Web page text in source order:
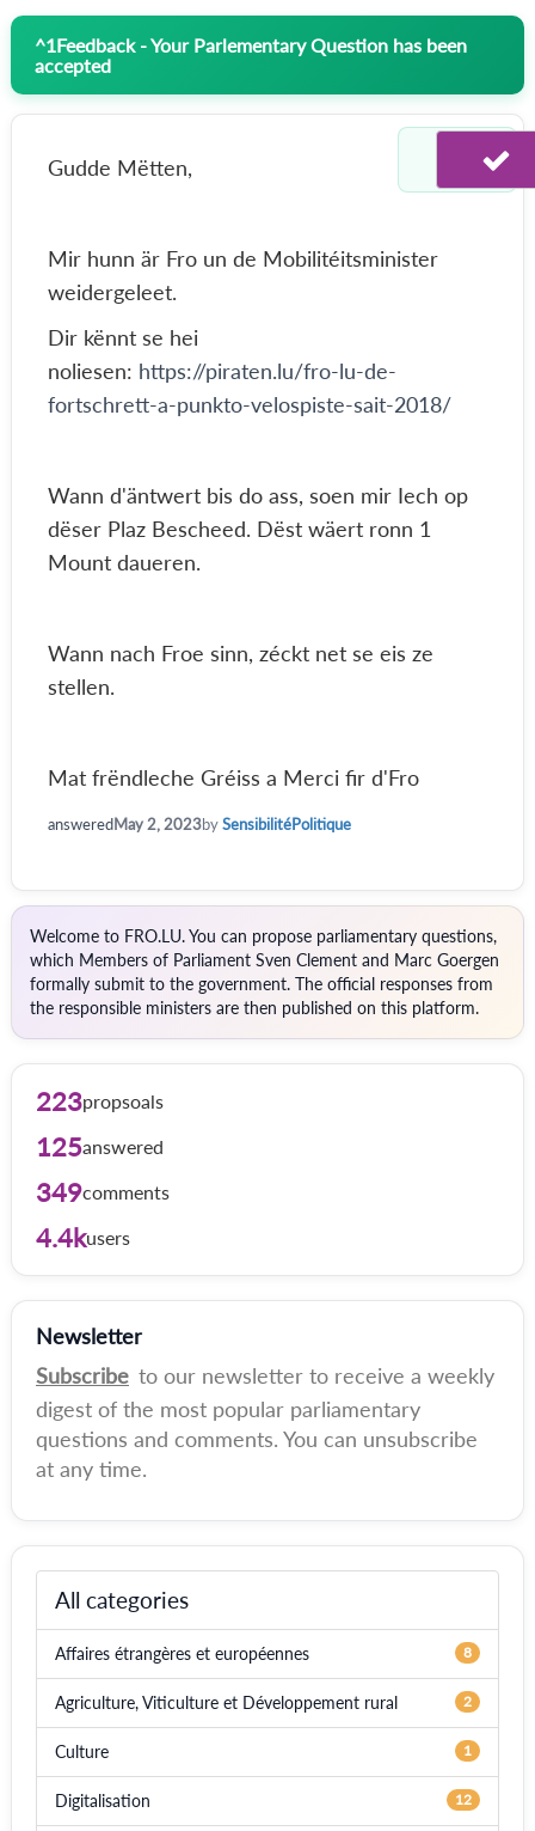
^1Feedback - Your Parlementary Question has been
accepted
Gudde Mëtten,
Mir hunn är Fro un de Mobilitéitsminister
weidergeleet.
Dir kënnt se hei
noliesen: https://piraten.lu/fro-lu-de-
fortschrett-a-punkto-velospiste-sait-2018/
Wann d'äntwert bis do ass, soen mir Iech op
dëser Plaz Bescheed. Dëst wäert ronn 1
Mount daueren.
Wann nach Froe sinn, zéckt net se eis ze
stellen.
Mat frëndleche Gréiss a Merci fir d'Fro
answeredMay 2, 2023bySensibilitéPolitique
Welcome to FRO.LU. You can propose parliamentary questions,
which Members of Parliament Sven Clement and Marc Goergen
formally submit to the government. The official responses from
the responsible ministers are then published on this platform.
223propsoals
125answered
349comments
4.4kusers
Newsletter
Subscribe to our newsletter to receive a weekly
digest of the most popular parliamentary
questions and comments. You can unsubscribe
at any time.
All categories
Affaires étrangères et européennes 8
Agriculture, Viticulture et Développement rural 2
Culture 1
Digitalisation 12